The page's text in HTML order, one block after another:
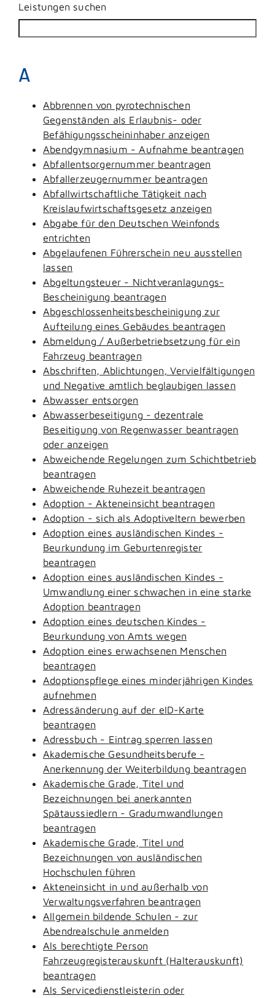
Leistungen suchen
A
Abbrennen von pyrotechnischen
Gegenständen als Erlaubnis- oder
Befähigungsscheininhaber anzeigen
Abendgymnasium - Aufnahme beantragen
Abfallentsorgernummer beantragen
Abfallerzeugernummer beantragen
Abfallwirtschaftliche Tätigkeit nach
Kreislaufwirtschaftsgesetz anzeigen
Abgabe für den Deutschen Weinfonds
entrichten
Abgelaufenen Führerschein neu ausstellen
lassen
Abgeltungsteuer - Nichtveranlagungs-
Bescheinigung beantragen
Abgeschlossenheitsbescheinigung zur
Aufteilung eines Gebäudes beantragen
Abmeldung / Außerbetriebsetzung für ein
Fahrzeug beantragen
Abschriften, Ablichtungen, Vervielfältigungen
und Negative amtlich beglaubigen lassen
Abwasser entsorgen
Abwasserbeseitigung - dezentrale
Beseitigung von Regenwasser beantragen
oder anzeigen
Abweichende Regelungen zum Schichtbetrieb
beantragen
Abweichende Ruhezeit beantragen
Adoption - Akteneinsicht beantragen
Adoption - sich als Adoptiveltern bewerben
Adoption eines ausländischen Kindes -
Beurkundung im Geburtenregister
beantragen
Adoption eines ausländischen Kindes -
Umwandlung einer schwachen in eine starke
Adoption beantragen
Adoption eines deutschen Kindes -
Beurkundung von Amts wegen
Adoption eines erwachsenen Menschen
beantragen
Adoptionspflege eines minderjährigen Kindes
aufnehmen
Adressänderung auf der eID-Karte
beantragen
Adressbuch - Eintrag sperren lassen
Akademische Gesundheitsberufe -
Anerkennung der Weiterbildung beantragen
Akademische Grade, Titel und
Bezeichnungen bei anerkannten
Spätaussiedlern - Gradumwandlungen
beantragen
Akademische Grade, Titel und
Bezeichnungen von ausländischen
Hochschulen führen
Akteneinsicht in und außerhalb von
Verwaltungsverfahren beantragen
Allgemein bildende Schulen - zur
Abendrealschule anmelden
Als berechtigte Person
Fahrzeugregisterauskunft (Halterauskunft)
beantragen
Als Servicedienstleisterin oder